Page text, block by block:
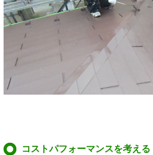
コストパフォーマンスを考える